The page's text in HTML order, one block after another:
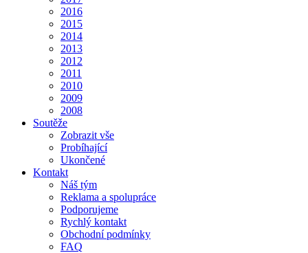
2016
2015
2014
2013
2012
2011
2010
2009
2008
Soutěže
Zobrazit vše
Probíhající
Ukončené
Kontakt
Náš tým
Reklama a spolupráce
Podporujeme
Rychlý kontakt
Obchodní podmínky
FAQ